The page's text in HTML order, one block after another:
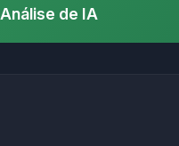
Análise de IA